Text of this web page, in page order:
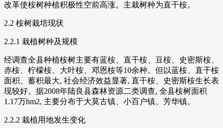
改革使桉树种植积极性空前高涨。主栽树种为直干桉。
2.2 桉树栽培现状
2.2.1 栽植树种及规模
经调查全县种植桉树主要有蓝桉、直干桉、豆桉、史密斯桉、
赤桉、柠檬桉、大叶桉、邓恩桉等10余种。但以蓝桉、直干桉
面积、蓄积最大, 社会经济效益显著, 直干桉、史密斯桉生长表
现较好。据2008年陆良县森林资源二类调查, 全县桉树面积
1.17万hm2, 主要分布于大莫古镇、小百户镇、芳华镇。
2.2.2 栽植用地发生变化